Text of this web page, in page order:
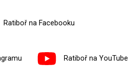
Ratiboř na Facebooku
Ratiboř na YouTube